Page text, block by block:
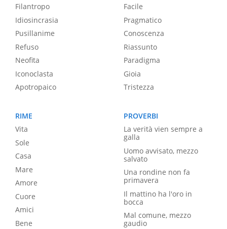
Filantropo
Idiosincrasia
Pusillanime
Refuso
Neofita
Iconoclasta
Apotropaico
Facile
Pragmatico
Conoscenza
Riassunto
Paradigma
Gioia
Tristezza
RIME
Vita
Sole
Casa
Mare
Amore
Cuore
Amici
Bene
PROVERBI
La verità vien sempre a
galla
Uomo avvisato, mezzo
salvato
Una rondine non fa
primavera
Il mattino ha l'oro in
bocca
Mal comune, mezzo
gaudio